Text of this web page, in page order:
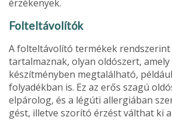
érzékenyek.
Folteltávolítók
A folteltávolító termé­kek
tartal­maznak, olyan oldószert,
készítményben megtalálható,
folyadékban is. Ez az erős szagú
elpárolog, és a légúti allergiában
gést, illetve szorító érzést válthat ki